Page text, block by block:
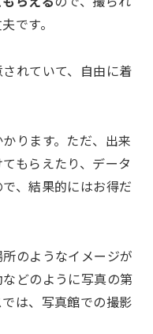
です。
れていて、自由に着
ります。ただ、出来
もらえたり、データ
、結果的にはお得だ
のようなイメージが
どのように写真の第
は、写真館での撮影